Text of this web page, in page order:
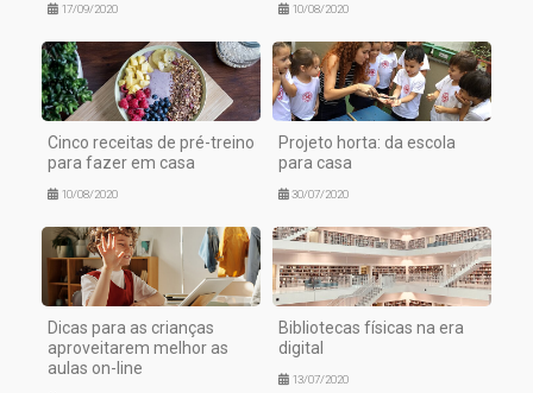
17/09/2020 10/08/2020
Cinco receitas de pré-treino
para fazer em casa
10/08/2020
Projeto horta: da escola
para casa
30/07/2020
Dicas para as crianças
aproveitarem melhor as
aulas on-line
Bibliotecas físicas na era
digital
13/07/2020